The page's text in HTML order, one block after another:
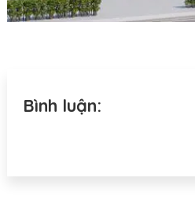
Bình luận: